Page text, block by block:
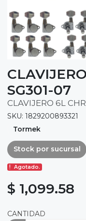
SG301-07
CLAVIJERO 6L
SKU: 1829200893321
Tormek
Stock por sucursal
Agotado.
$ 1,099.58
CANTIDAD